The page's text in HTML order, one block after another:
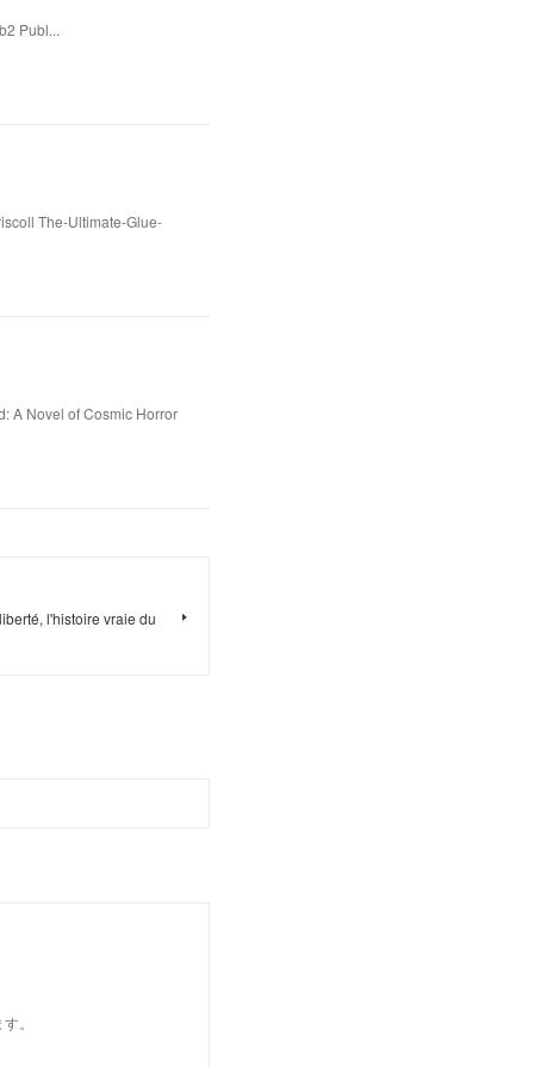
Publ...
The-Ultimate-Glue-
A Novel of Cosmic Horror
l'histoire vraie du
。